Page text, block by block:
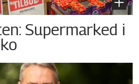
Supermarked i